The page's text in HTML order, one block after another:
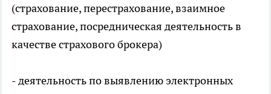
(страхование, перестрахование, взаимное
страхование, посредническая деятельность в
качестве страхового брокера)
- деятельность по выявлению электронных